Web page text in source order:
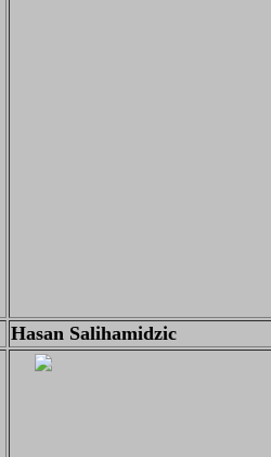
Hasan Salihamidzic